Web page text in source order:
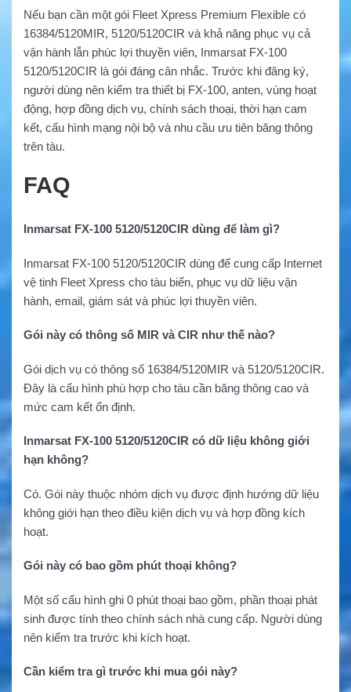
Nếu bạn cần một gói Fleet Xpress Premium Flexible có
16384/5120MIR, 5120/5120CIR và khả năng phục vụ cả
vận hành lẫn phúc lợi thuyền viên, Inmarsat FX-100
5120/5120CIR là gói đáng cân nhắc. Trước khi đăng ký,
người dùng nên kiểm tra thiết bị FX-100, anten, vùng hoạt
động, hợp đồng dịch vụ, chính sách thoại, thời hạn cam
kết, cấu hình mạng nội bộ và nhu cầu ưu tiên băng thông
trên tàu.
FAQ
Inmarsat FX-100 5120/5120CIR dùng để làm gì?
Inmarsat FX-100 5120/5120CIR dùng để cung cấp Internet
vệ tinh Fleet Xpress cho tàu biển, phục vụ dữ liệu vận
hành, email, giám sát và phúc lợi thuyền viên.
Gói này có thông số MIR và CIR như thế nào?
Gói dịch vụ có thông số 16384/5120MIR và 5120/5120CIR.
Đây là cấu hình phù hợp cho tàu cần băng thông cao và
mức cam kết ổn định.
Inmarsat FX-100 5120/5120CIR có dữ liệu không giới
hạn không?
Có. Gói này thuộc nhóm dịch vụ được định hướng dữ liệu
không giới hạn theo điều kiện dịch vụ và hợp đồng kích
hoạt.
Gói này có bao gồm phút thoại không?
Một số cấu hình ghi 0 phút thoại bao gồm, phần thoại phát
sinh được tính theo chính sách nhà cung cấp. Người dùng
nên kiểm tra trước khi kích hoạt.
Cần kiểm tra gì trước khi mua gói này?